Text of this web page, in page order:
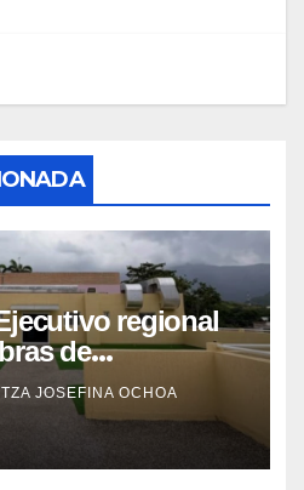
regional
de
la Maternidad
JOSEFINA OCHOA